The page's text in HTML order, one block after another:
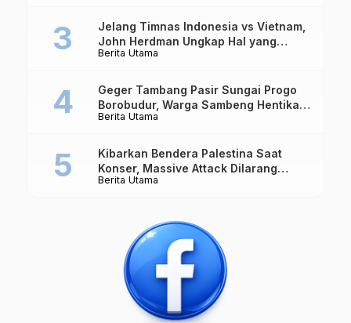
Berita Utama
Jelang Timnas Indonesia vs Vietnam,
John Herdman Ungkap Hal yang
Dipertaruhkan
Berita Utama
Geger Tambang Pasir Sungai Progo
Borobudur, Warga Sambeng Hentikan
Alat Berat dan Usir Truk
Berita Utama
Kibarkan Bendera Palestina Saat
Konser, Massive Attack Dilarang
Masuk Singapura Lagi